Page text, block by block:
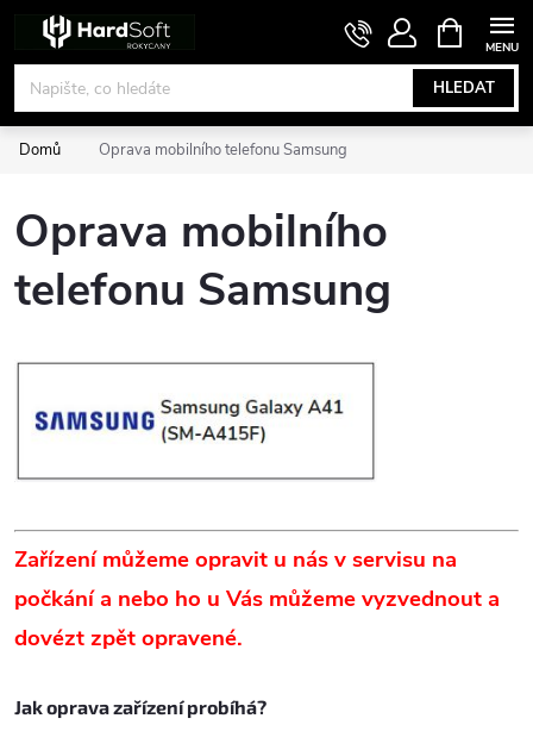
obsah
HLEDAT
NÁKUPNÍ
KOŠÍK
Domů Oprava mobilního telefonu Samsung
Oprava mobilního
telefonu Samsung
Zařízení můžeme opravit u nás v servisu na
počkání a nebo ho u Vás můžeme vyzvednout a
dovézt zpět opravené.
Jak oprava zařízení probíhá?